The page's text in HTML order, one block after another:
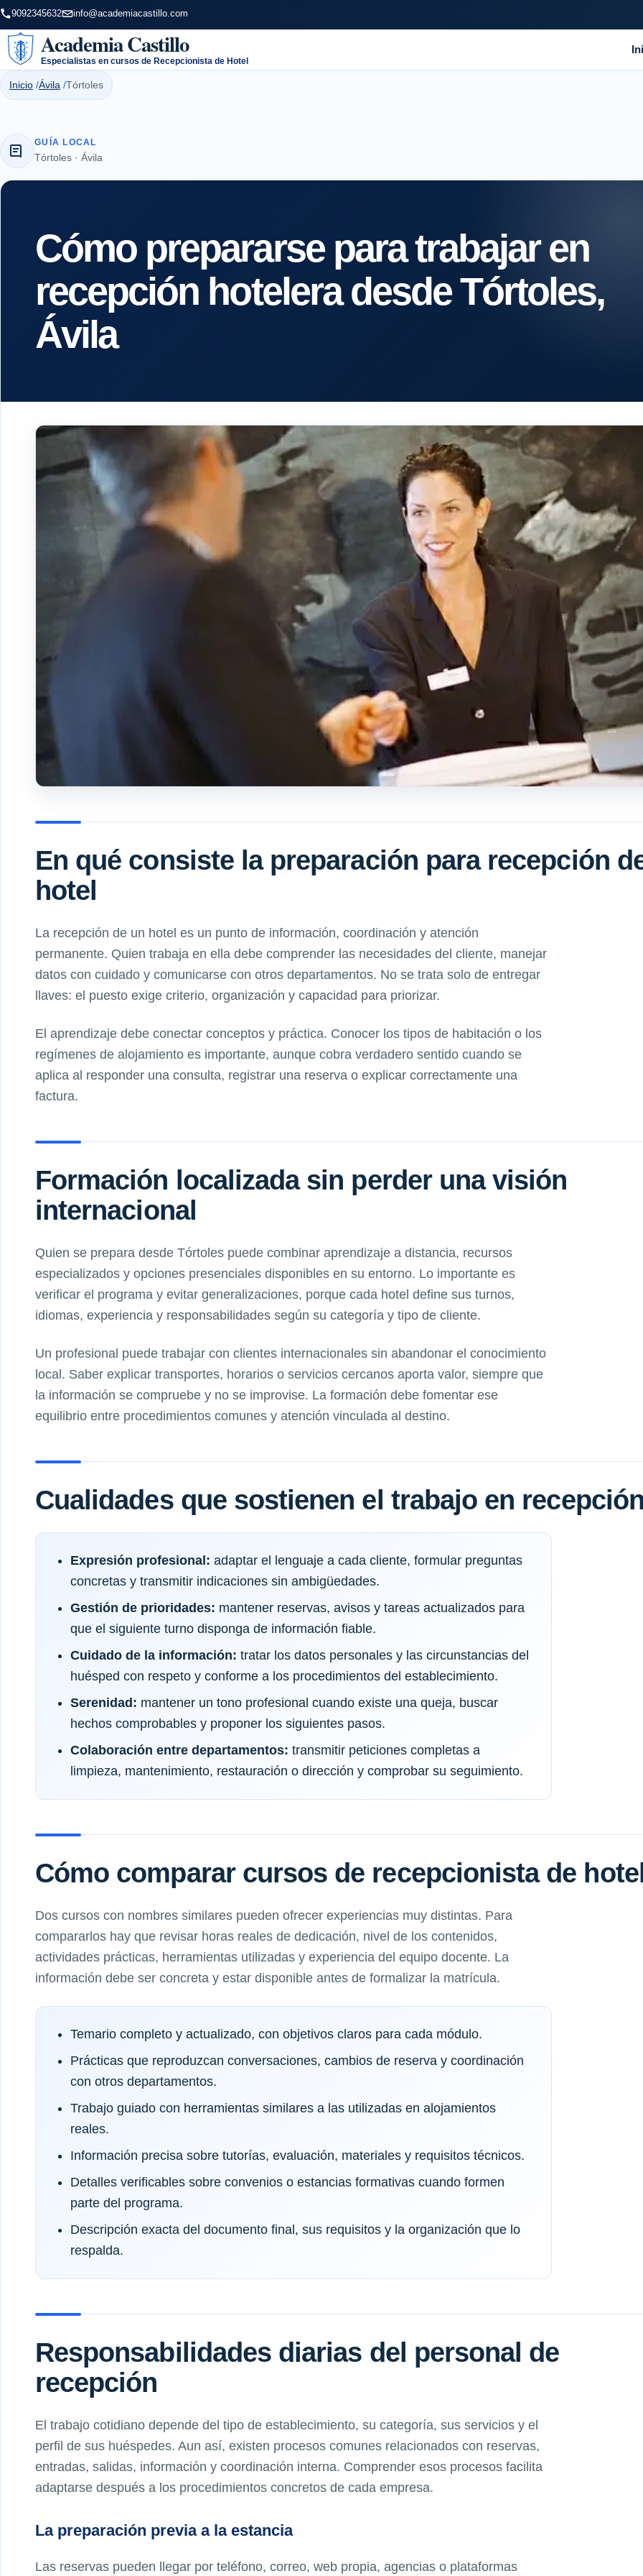
9092345632 info@academiacastillo.com
Academia Castillo
Especialistas en cursos de Recepcionista de Hotel
Inicio Ávila Tórtoles
GUÍA LOCAL
Tórtoles · Ávila
Cómo prepararse para trabajar en
recepción hotelera desde Tórtoles,
Ávila
En qué consiste la preparación para recepción
hotel
La recepción de un hotel es un punto de información, coordinación y atención
permanente. Quien trabaja en ella debe comprender las necesidades del cliente, manejar
datos con cuidado y comunicarse con otros departamentos. No se trata solo de entregar
llaves: el puesto exige criterio, organización y capacidad para priorizar.
El aprendizaje debe conectar conceptos y práctica. Conocer los tipos de habitación o los
regímenes de alojamiento es importante, aunque cobra verdadero sentido cuando se
aplica al responder una consulta, registrar una reserva o explicar correctamente una
factura.
Formación localizada sin perder una visión
internacional
Quien se prepara desde Tórtoles puede combinar aprendizaje a distancia, recursos
especializados y opciones presenciales disponibles en su entorno. Lo importante es
verificar el programa y evitar generalizaciones, porque cada hotel define sus turnos,
idiomas, experiencia y responsabilidades según su categoría y tipo de cliente.
Un profesional puede trabajar con clientes internacionales sin abandonar el conocimiento
local. Saber explicar transportes, horarios o servicios cercanos aporta valor, siempre que
la información se compruebe y no se improvise. La formación debe fomentar ese
equilibrio entre procedimientos comunes y atención vinculada al destino.
Cualidades que sostienen el trabajo en
Expresión profesional: adaptar el lenguaje a cada cliente, formular preguntas
concretas y transmitir indicaciones sin ambigüedades.
Gestión de prioridades: mantener reservas, avisos y tareas actualizados para
que el siguiente turno disponga de información fiable.
Cuidado de la información: tratar los datos personales y las circunstancias del
huésped con respeto y conforme a los procedimientos del establecimiento.
Serenidad: mantener un tono profesional cuando existe una queja, buscar
hechos comprobables y proponer los siguientes pasos.
Colaboración entre departamentos: transmitir peticiones completas a
limpieza, mantenimiento, restauración o dirección y comprobar su seguimiento.
Cómo comparar cursos de recepcionista de
Dos cursos con nombres similares pueden ofrecer experiencias muy distintas. Para
compararlos hay que revisar horas reales de dedicación, nivel de los contenidos,
actividades prácticas, herramientas utilizadas y experiencia del equipo docente. La
información debe ser concreta y estar disponible antes de formalizar la matrícula.
Temario completo y actualizado, con objetivos claros para cada módulo.
Prácticas que reproduzcan conversaciones, cambios de reserva y coordinación
con otros departamentos.
Trabajo guiado con herramientas similares a las utilizadas en alojamientos
reales.
Información precisa sobre tutorías, evaluación, materiales y requisitos técnicos.
Detalles verificables sobre convenios o estancias formativas cuando formen
parte del programa.
Descripción exacta del documento final, sus requisitos y la organización que lo
respalda.
Responsabilidades diarias del personal de
recepción
El trabajo cotidiano depende del tipo de establecimiento, su categoría, sus servicios y el
perfil de sus huéspedes. Aun así, existen procesos comunes relacionados con reservas,
entradas, salidas, información y coordinación interna. Comprender esos procesos facilita
adaptarse después a los procedimientos concretos de cada empresa.
La preparación previa a la estancia
Las reservas pueden llegar por teléfono, correo, web propia, agencias o plataformas